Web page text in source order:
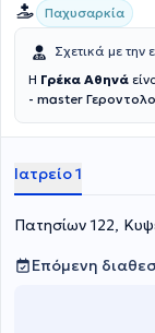
Παχυσαρκία
Σχετικά με την
Η Γρέκα Αθηνά
- master
Καποδιστριακού
από το Υπουργείο
μεταπτυχιακό στη
και
Pearson Assurded
συμμετέχει με
εξωτερικό, στα
υγείας. Αξίζει
Ιατρείο 1
Πατησίων 122,
Επόμενη